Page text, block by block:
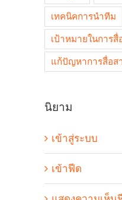
เทคนิคการนำทีม
เป้าหมายในการสื่
แก้ปัญหาการสื่อส
นิยาม
เข้าสู่ระบบ
เข้าฟีด